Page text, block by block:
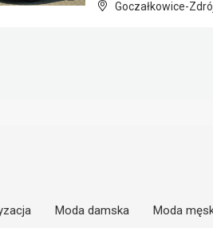
Goczałkowice-
Moda damska Moda